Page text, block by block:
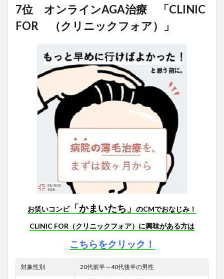
7位 オンラインAGA治療 「CLINIC
FOR （クリニックフォア）」
お笑いコンビ「かまいたち」 のCMでおなじみ！
CLINIC FOR（クリニックフォア）に興味がある方は
こちらをクリック！
対象性別 20代前半～40代後半の男性